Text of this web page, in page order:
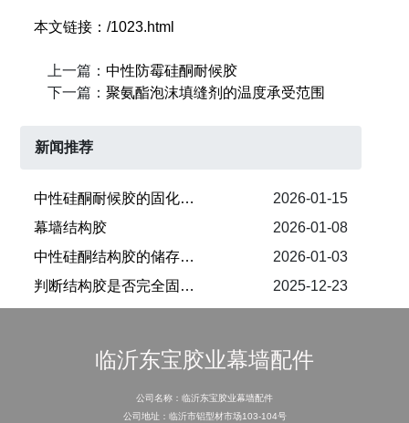
本文链接：/1023.html
上一篇：中性防霉硅酮耐候胶
下一篇：聚氨酯泡沫填缝剂的温度承受范围
新闻推荐
​中性硅酮耐候胶的固化时间
2026-01-15
幕墙结构胶
2026-01-08
中性硅酮结构胶的储存与保质期
2026-01-03
​判断结构胶是否完全固化的条件
2025-12-23
临沂东宝胶业幕墙配件
公司名称：临沂东宝胶业幕墙配件
公司地址：临沂市铝型材市场103-104号